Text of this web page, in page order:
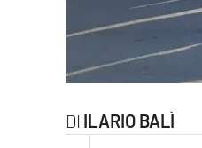
ILARIO BALÌ